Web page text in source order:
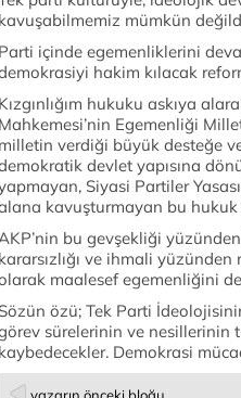
kavuşabilmemiz mümkün
Parti içinde egemenliklerini
hakim kılacak
Kızgınlığım hukuku askıya
Mahkemesi’nin Egemenliği
milletin verdiği büyük desteğe
devlet yapısına
Siyasi Partiler
kavuşturmayan bu hukuk
bu gevşekliği
kararsızlığı ve ihmali yüzünden
maalesef egemenliğini de
Sözün özü; Tek Parti
sürelerinin ve nesillerinin
kaybedecekler. Demokrasi